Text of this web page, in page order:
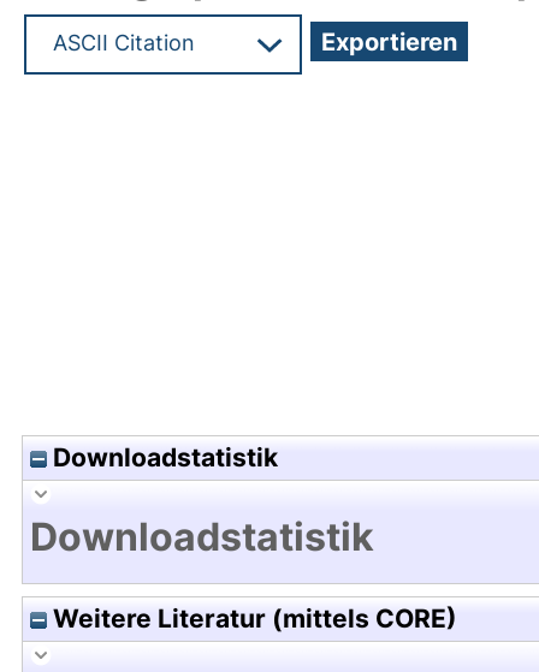
Downloadstatistik
Downloadstatistik
Weitere Literatur (mittels CORE)